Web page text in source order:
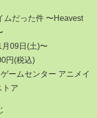
ムだった件 〜Heavest
09日(土)〜
(税込)
ームセンター アニメイ
トア